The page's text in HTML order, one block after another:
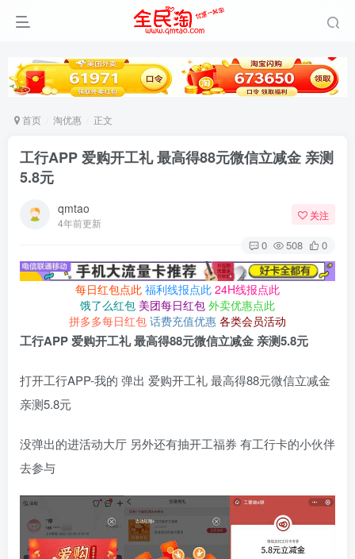
首页 淘优惠 正文
工行APP 爱购开工礼 最高得88元微信立减金 亲测
5.8元
qmtao
4年前更新
关注
0 508 0
每日红包点此 福利线报点此 24H线报点此
饿了么红包 美团每日红包 外卖优惠点此
拼多多每日红包 话费充值优惠 各类会员活动
工行APP 爱购开工礼 最高得88元微信立减金 亲测5.8元
打开工行APP-我的 弹出 爱购开工礼 最高得88元微信立减金
亲测5.8元
没弹出的进活动大厅 另外还有抽开工福券 有工行卡的小伙伴
去参与